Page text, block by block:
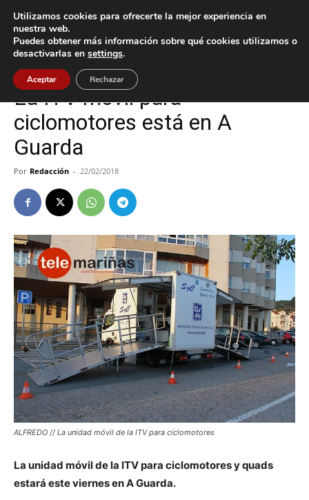
Inicio A Guarda
A Guarda
La ITV móvil para
ciclomotores está en A
Guarda
Por Redacción - 22/02/2018
ALFREDO // La unidad móvil de la ITV para ciclomotores
La unidad móvil de la ITV para ciclomotores y quads
estará este viernes en A Guarda.
Utilizamos cookies para ofrecerte la mejor experiencia en
nuestra web.
Puedes obtener más información sobre qué cookies utilizamos o
desactivarlas en settings.
Aceptar Rechazar